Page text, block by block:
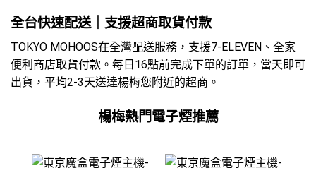
全台快速配送｜支援超商取貨付款
TOKYO MOHOOS在全灣配送服務，支援7-ELEVEN、全家
便利商店取貨付款。每日16點前完成下單的訂單，當天即可
出貨，平均2-3天送達楊梅您附近的超商。
楊梅熱門電子煙推薦